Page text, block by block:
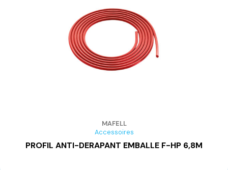
MAFELL
Accessoires
PROFIL ANTI-DERAPANT EMBALLE F-HP 6,8M